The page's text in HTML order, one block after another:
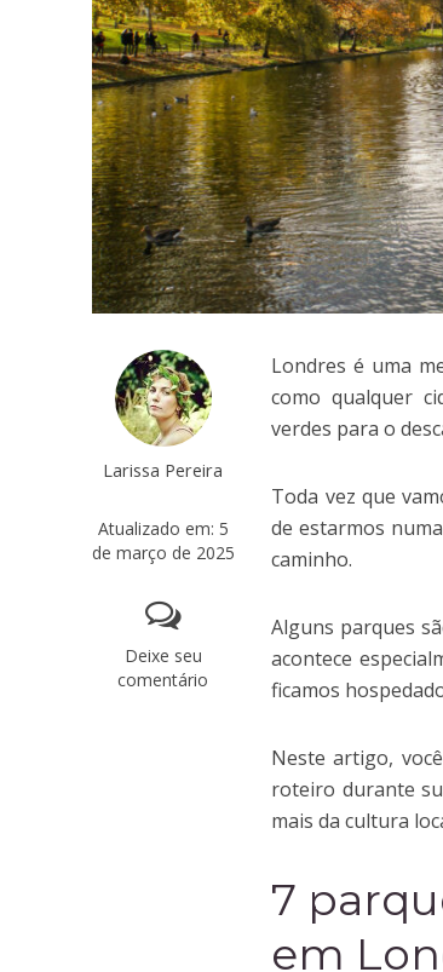
Larissa Pereira
Atualizado em: 5
de março de 2025
Deixe seu
comentário
Londres é uma
como qualquer
verdes para o
Toda vez que
de estarmos
caminho.
Alguns parques
acontece
ficamos
Neste artigo,
roteiro durante
mais da cultura
7
em